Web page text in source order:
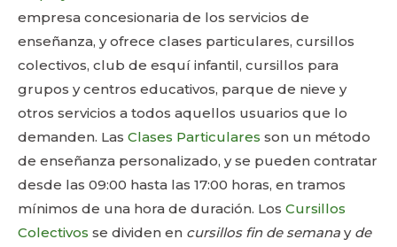
empresa concesionaria de los servicios de
enseñanza, y ofrece clases particulares, cursillos
colectivos, club de esquí infantil, cursillos para
grupos y centros educativos, parque de nieve y
otros servicios a todos aquellos usuarios que lo
demanden. Las Clases Particulares son un método
de enseñanza personalizado, y se pueden contratar
desde las 09:00 hasta las 17:00 horas, en tramos
mínimos de una hora de duración. Los Cursillos
Colectivos se dividen en cursillos fin de semana y de